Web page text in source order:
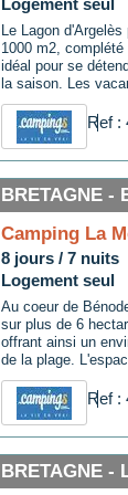
Logement seul
Le Lagon
1000 m2,
idéal pour se
la saison. Les
moderne à
installations du
enfants, un terrain
pratiques comme
famille, tout est
premiers
pain et de
navettes gratuites
septembre,
Ref :
BRETAGNE -
Camping La
8 jours / 7 nuits
Logement seul
Au coeur de
sur plus de 6
offrant ainsi un
de la plage.
pataugeoire
météo, ainsi que
sensations.En été,
nombreuses
Pour explorer le
Ref :
BRETAGNE -